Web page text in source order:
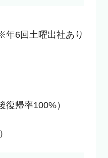
年6回土曜出社あり
復帰率100%）